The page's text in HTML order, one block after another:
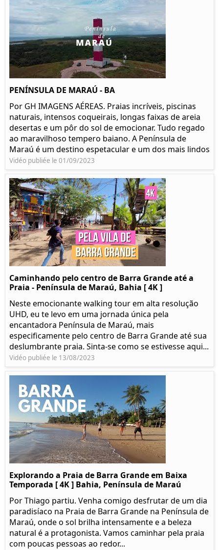
PENÍNSULA DE MARAÚ - BA
Por GH IMAGENS AÉREAS. Praias incríveis, piscinas
naturais, intensos coqueirais, longas faixas de areia
desertas e um pôr do sol de emocionar. Tudo regado
ao maravilhoso tempero baiano. A Península de
Maraú é um destino espetacular e um dos mais lindos
Vidéo publiée le 01/09/2023
Caminhando pelo centro de Barra Grande até a
Praia - Península de Maraú, Bahia [ 4K ]
Neste emocionante walking tour em alta resolução
UHD, eu te levo em uma jornada única pela
encantadora Península de Maraú, mais
especificamente pelo centro de Barra Grande até sua
deslumbrante praia. Sinta-se como se estivesse aqui...
Vidéo publiée le 13/08/2023
Explorando a Praia de Barra Grande em Baixa
Temporada [ 4K ] Bahia, Península de Maraú
Por Thiago partiu. Venha comigo desfrutar de um dia
paradisíaco na Praia de Barra Grande na Península de
Maraú, onde o sol brilha intensamente e a beleza
natural é a protagonista. Vamos caminhar pela praia
com poucas pessoas ao redor...